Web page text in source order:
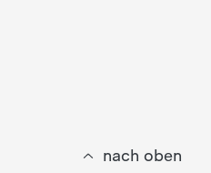
nach oben